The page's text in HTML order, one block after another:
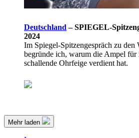
Deutschland – SPIEGEL-
2024
Im Spiegel-Spitzengespräch zu den
begründe ich, warum die Ampel
schallende Ohrfeige verdient hat.
Mehr laden